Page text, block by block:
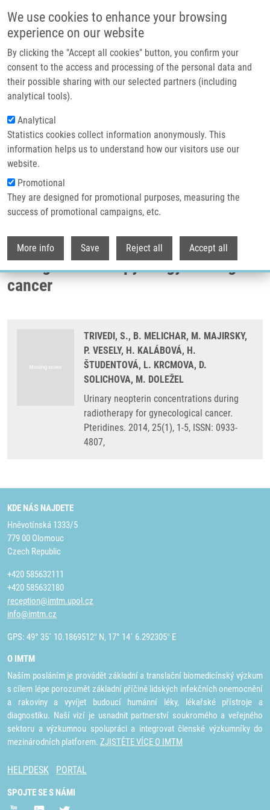
We use cookies to enhance your browsing
experience on our website
By clicking the "Accept all cookies" button, you confirm your
consent to the access and processing of the personal data and
their possible sharing with our selected partners (including
analytical tools).
Analytical
Statistics cookies collect information anonymously. This
information helps us to understand how our visitors use our
website.
Promotional
They are designed for promotional purposes, measuring the
success of promotional campaigns, etc.
More info Save Reject all Accept all
Header image
Drobečková navigace
Domů
Urinary Neopterin Concentrations During Radiotherapy For Gynecological
Cancer
Urinary neopterin concentrations
during radiotherapy for gynecological
cancer
TRIVEDI, S., B. MELICHAR, M. MAJIRSKY,
P. VESELY, H. KALÁBOVÁ, H.
ŠTUDENTOVÁ, L. KRCMOVA, D.
SOLICHOVA, M. DOLEŽEL
Urinary neopterin concentrations during
radiotherapy for gynecological cancer.
Pteridines. 2014, 25(1), 1-5, ISSN: 0933-
4807,
KDE NÁS NAJDETE
Hněvotínská 1333/5
779 00 Olomouc
Czech Republic
+420 585632111
+420 585632180
reception@imtm.upol.cz
info@imtm.cz
GPS: 49° 35´ 10.1869512" N, 17° 14´ 6.292305" E
O IMTM
Naším posláním je provádět základní a translační biomedicínský výzkum
s cílem lépe porozumět základní příčině lidských infekčních onemocnění
a rakoviny a vyvíjet budoucí humánní léky, lékařské přístroje a
diagnostiku. Naší vizí je usnadnit partnerství soukromého a veřejného
sektoru a výzkumnou spolupráci a integrovat členské výzkumníky do
mezinárodních platforem. ZJISTĚTE VÍCE O IMTM
HELPDESK PORTAL
SPOJTE SE S NÁMI